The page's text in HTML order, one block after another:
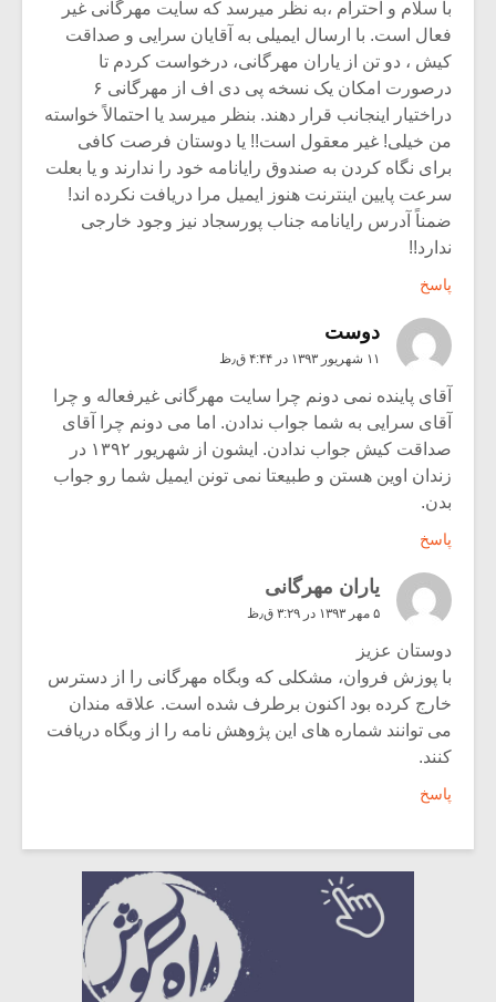
با سلام و احترام ،به نظر میرسد که سایت مهرگانی غیر
فعال است. با ارسال ایمیلی به آقایان سرایی و صداقت
کیش ، دو تن از یاران مهرگانی، درخواست کردم تا
درصورت امکان یک نسخه پی دی اف از مهرگانی ۶
دراختیار اینجانب قرار دهند. بنظر میرسد یا احتمالاً خواسته
من خیلی! غیر معقول است!! یا دوستان فرصت کافی
برای نگاه کردن به صندوق رایانامه خود را ندارند و یا بعلت
سرعت پایین اینترنت هنوز ایمیل مرا دریافت نکرده اند!
ضمناً آدرس رایانامه جناب پورسجاد نیز وجود خارجی
ندارد!!
پاسخ
دوست
۱۱ شهریور ۱۳۹۳ در ۴:۴۴ ق٫ظ
آقای پاینده نمی دونم چرا سایت مهرگانی غیرفعاله و چرا
آقای سرایی به شما جواب ندادن. اما می دونم چرا آقای
صداقت کیش جواب ندادن. ایشون از شهریور ۱۳۹۲ در
زندان اوین هستن و طبیعتا نمی تونن ایمیل شما رو جواب
بدن.
پاسخ
یاران مهرگانی
۵ مهر ۱۳۹۳ در ۳:۲۹ ق٫ظ
دوستان عزیز
با پوزش فروان، مشکلی که وبگاه مهرگانی را از دسترس
خارج کرده بود اکنون برطرف شده است. علاقه مندان
می توانند شماره های این پژوهش نامه را از وبگاه دریافت
کنند.
پاسخ